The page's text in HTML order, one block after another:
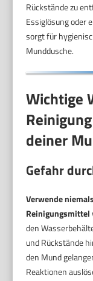
Rückstände zu
Essiglösung oder
sorgt für
Munddusche.
Wichtige
deiner
Gefahr
Verwende
Reinigungsmittel
den
und Rückstände
den Mund
Reaktionen